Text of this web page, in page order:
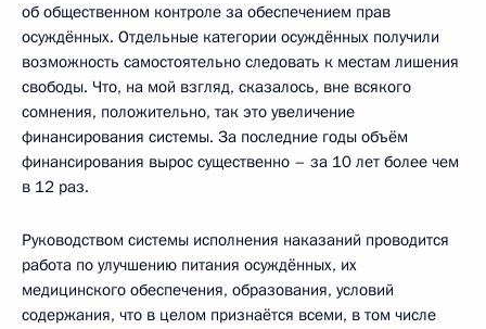
об общественном контроле за обеспечением прав
осуждённых. Отдельные категории осуждённых получили
возможность самостоятельно следовать к местам лишения
свободы. Что, на мой взгляд, сказалось, вне всякого
сомнения, положительно, так это увеличение
финансирования системы. За последние годы объём
финансирования вырос существенно – за 10 лет более чем
в 12 раз.
Руководством системы исполнения наказаний проводится
работа по улучшению питания осуждённых, их
медицинского обеспечения, образования, условий
содержания, что в целом признаётся всеми, в том числе